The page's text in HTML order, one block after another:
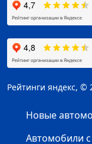
Рейтинги яндекс, ©
Новые
Автомобили